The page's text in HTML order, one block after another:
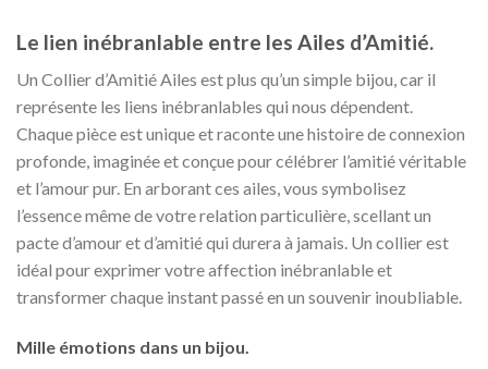
Le lien inébranlable entre les Ailes d’Amitié.
Un Collier d’Amitié Ailes est plus qu’un simple bijou, car il
représente les liens inébranlables qui nous dépendent.
Chaque pièce est unique et raconte une histoire de connexion
profonde, imaginée et conçue pour célébrer l’amitié véritable
et l’amour pur. En arborant ces ailes, vous symbolisez
l’essence même de votre relation particulière, scellant un
pacte d’amour et d’amitié qui durera à jamais. Un collier est
idéal pour exprimer votre affection inébranlable et
transformer chaque instant passé en un souvenir inoubliable.
Mille émotions dans un bijou.